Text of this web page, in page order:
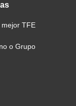
TFE
o Grupo